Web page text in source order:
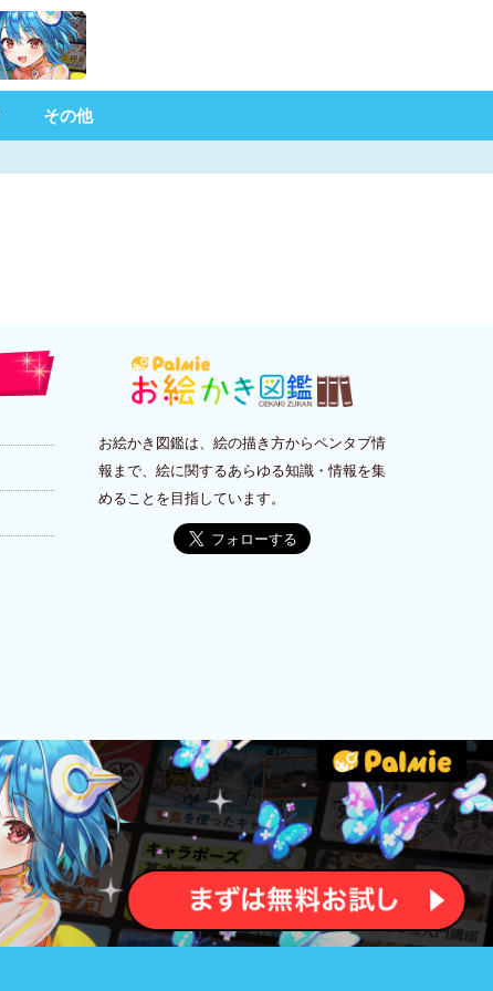
その他
お絵かき図鑑は、絵の描き方からペンタブ情
報まで、絵に関するあらゆる知識・情報を集
めることを目指しています。